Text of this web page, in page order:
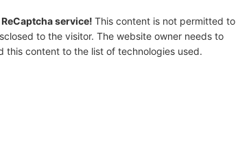
service! This content is not permitted to
to the visitor. The website owner needs to
this content to the list of technologies used.